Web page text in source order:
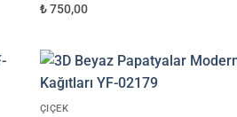
₺ 750,00
ÇIÇEK